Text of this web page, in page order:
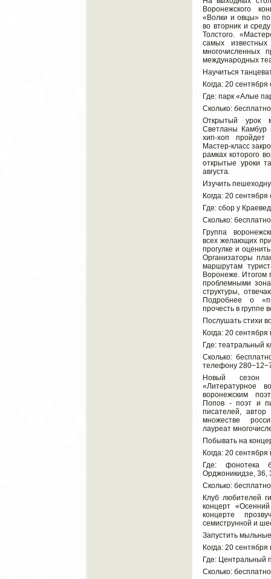
Воронежского
«Волки и овцы» по
во вторник и
Толстого.
самых
многочисленных
международных
Научиться
Когда: 20
Где: парк «Алые
Сколько:
Открытый урок
Светланы
хип-хоп пройдет
Мастер-класс
рамках которого
открытые уроки
августа.
Изучить
Когда: 20
Где: сбор у
Сколько:
Группа
всех желающих
прогулке и
Организаторы
маршрутам
Воронеже. Итогом
проблемными
структуры,
Подробнее о
прочесть в группе
Послушать стихи
Когда: 20 сентября
Где: театральный
Сколько:
телефону
Новый сезон
«Литературное
воронежским
Попов - поэт и
писателей,
множестве
лауреат
Побывать на
Когда: 20 сентября
Где: фонотека
Орджоникидзе, 36,
Сколько:
Клуб любителей
концерт
концерте
семиструнной и
Запустить
Когда: 20 сентября
Где: Центральный
Сколько: